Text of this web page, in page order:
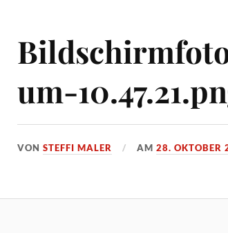
um-
VONSTEFFI MALER AM28. OKTOBER